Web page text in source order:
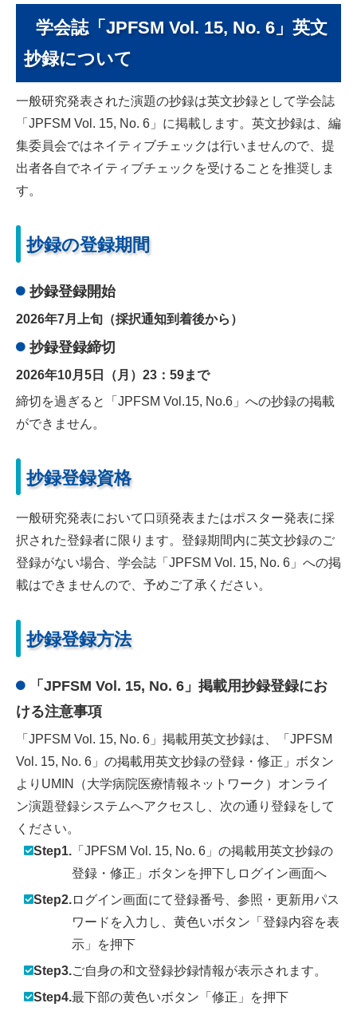
学会誌「JPFSM Vol. 15, No. 6」英文
抄録について
一般研究発表された演題の抄録は英文抄録として学会誌
「JPFSM Vol. 15, No. 6」に掲載します。英文抄録は、編
集委員会ではネイティブチェックは行いませんので、提
出者各自でネイティブチェックを受けることを推奨しま
す。
抄録の登録期間
抄録登録開始
2026年7月上旬（採択通知到着後から）
抄録登録締切
2026年10月5日（月）23：59まで
締切を過ぎると「JPFSM Vol.15, No.6」への抄録の掲載
ができません。
抄録登録資格
一般研究発表において口頭発表またはポスター発表に採
択された登録者に限ります。登録期間内に英文抄録のご
登録がない場合、学会誌「JPFSM Vol. 15, No. 6」への掲
載はできませんので、予めご了承ください。
抄録登録方法
「JPFSM Vol. 15, No. 6」掲載用抄録登録にお
ける注意事項
「JPFSM Vol. 15, No. 6」掲載用英文抄録は、「JPFSM
Vol. 15, No. 6」の掲載用英文抄録の登録・修正」ボタン
よりUMIN（大学病院医療情報ネットワーク）オンライ
ン演題登録システムへアクセスし、次の通り登録をして
ください。
Step1. 「JPFSM Vol. 15, No. 6」の掲載用英文抄録の
登録・修正」ボタンを押下しログイン画面へ
Step2.ログイン画面にて登録番号、参照・更新用パス
ワードを入力し、黄色いボタン「登録内容を表
示」を押下
Step3.ご自身の和文登録抄録情報が表示されます。
Step4.最下部の黄色いボタン「修正」を押下